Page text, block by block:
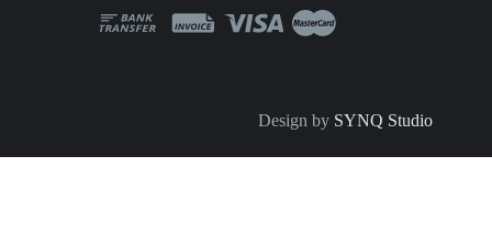
Design by SYNQ Studio